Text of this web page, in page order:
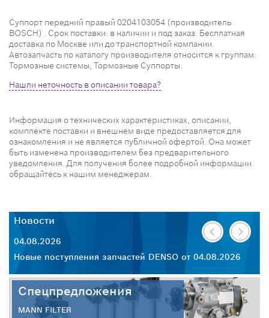
Суппорт передний правый 0204103054 (производитель
BOSCH) . Срок поставки: в наличии и под заказ. Бесплатная
доставка по Москве или до транспортной компании.
Автозапчасть по каталогу производителя относится к группам:
Тормозные системы, Тормозные Суппорты.
Нашли неточность в описании товара?
Информация о технических характеристиках, описании,
комплекте поставки и внешнем виде предоставляется для
ознакомления и не является публичной офертой. Она может
быть изменена производителем без предварительного
уведомления. Для получения более подробной информации
обращайтесь к нашим менеджерам.
Новости
04.08.2026
Новые поступления запчастей DENSO от 04.08.2026
Спецпредложения
MANN FILTER